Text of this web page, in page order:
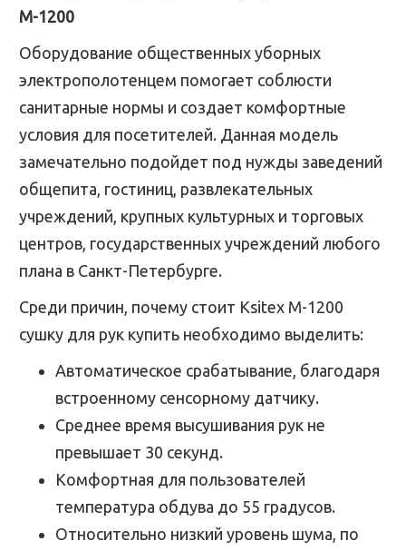
M-1200
Оборудование общественных уборных
электрополотенцем помогает соблюсти
санитарные нормы и создает комфортные
условия для посетителей. Данная модель
замечательно подойдет под нужды заведений
общепита, гостиниц, развлекательных
учреждений, крупных культурных и торговых
центров, государственных учреждений любого
плана в Санкт-Петербурге.
Среди причин, почему стоит Ksitex M-1200
сушку для рук купить необходимо выделить:
Автоматическое срабатывание, благодаря
встроенному сенсорному датчику.
Среднее время высушивания рук не
превышает 30 секунд.
Комфортная для пользователей
температура обдува до 55 градусов.
Относительно низкий уровень шума, по